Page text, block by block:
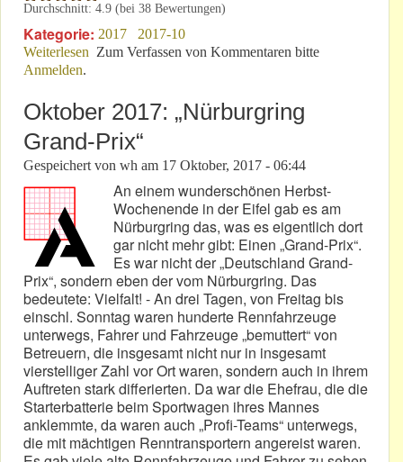
Durchschnitt: 4.9 (bei 38 Bewertungen)
Kategorie: 2017
2017-10
Weiterlesen über F1-Ausfallgrund: NGK oder Magneti Marelli?
Zum Verfassen von Kommentaren bitte
Anmelden.
Oktober 2017: „Nürburgring
Grand-Prix“
Gespeichert von wh am 17 Oktober, 2017 - 06:44
An einem wunderschönen Herbst-
Wochenende in der Eifel gab es am
Nürburgring das, was es eigentlich dort
gar nicht mehr gibt: Einen „Grand-Prix“.
Es war nicht der „Deutschland Grand-
Prix“, sondern eben der vom Nürburgring. Das
bedeutete: Vielfalt! - An drei Tagen, von Freitag bis
einschl. Sonntag waren hunderte Rennfahrzeuge
unterwegs, Fahrer und Fahrzeuge „bemuttert“ von
Betreuern, die insgesamt nicht nur in insgesamt
vierstelliger Zahl vor Ort waren, sondern auch in ihrem
Auftreten stark differierten. Da war die Ehefrau, die die
Starterbatterie beim Sportwagen ihres Mannes
anklemmte, da waren auch „Profi-Teams“ unterwegs,
die mit mächtigen Renntransportern angereist waren.